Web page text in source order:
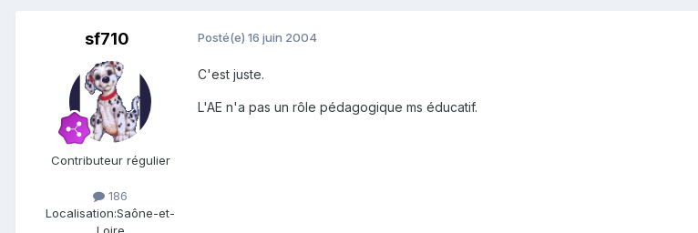
sf710
Contributeur régulier
186
Localisation:Saône-et-
Posté(e) 16 juin 2004
C'est juste.
L'AE n'a pas un rôle pédagogique ms éducatif.